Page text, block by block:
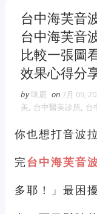
台中海芙音
台中海芙音
比較一張圖
效果心得分
by咪鹿 on 7月 09,
美, 台中醫美診所, 台
你也想打音波
完台中海芙音
多耶！」最困
冷氣維修 維修
氣維修
蛇粉推薦